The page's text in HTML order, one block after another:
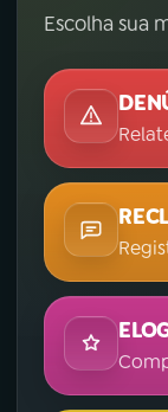
Escolha sua